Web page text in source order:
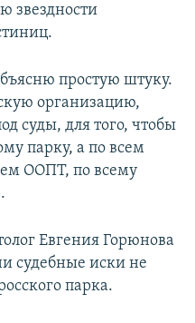
звездности
простую штуку.
организацию,
суды, для того, чтобы
парку, а по всем
ООПТ, по всему
Евгения Горюнова
судебные иски не
парка.